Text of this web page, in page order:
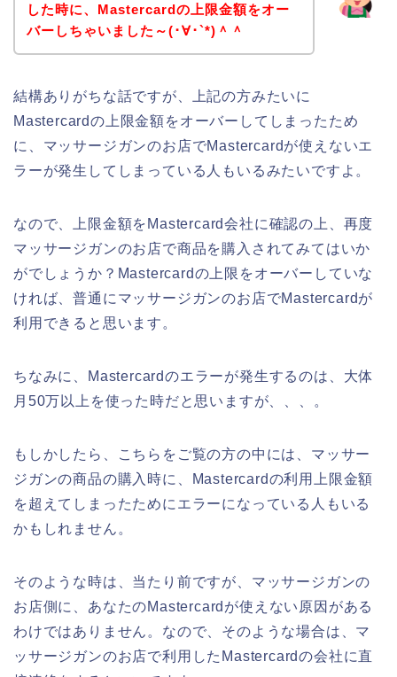
した時に、Mastercardの上限金額をオー
バーしちゃいました～(･∀･`*)＾＾
結構ありがちな話ですが、上記の方みたいに
Mastercardの上限金額をオーバーしてしまったため
に、マッサージガンのお店でMastercardが使えないエ
ラーが発生してしまっている人もいるみたいですよ。
なので、上限金額をMastercard会社に確認の上、再度
マッサージガンのお店で商品を購入されてみてはいか
がでしょうか？Mastercardの上限をオーバーしていな
ければ、普通にマッサージガンのお店でMastercardが
利用できると思います。
ちなみに、Mastercardのエラーが発生するのは、大体
月50万以上を使った時だと思いますが、、、。
もしかしたら、こちらをご覧の方の中には、マッサー
ジガンの商品の購入時に、Mastercardの利用上限金額
を超えてしまったためにエラーになっている人もいる
かもしれません。
そのような時は、当たり前ですが、マッサージガンの
お店側に、あなたのMastercardが使えない原因がある
わけではありません。なので、そのような場合は、マ
ッサージガンのお店で利用したMastercardの会社に直